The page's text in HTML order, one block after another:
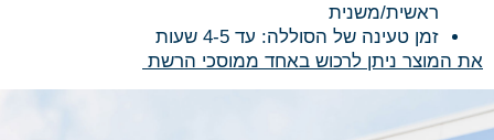
ראשית/משנית
זמן טעינה של הסוללה: עד 4-5 שעות
את המוצר ניתן לרכוש באחד ממוסכי הרשת